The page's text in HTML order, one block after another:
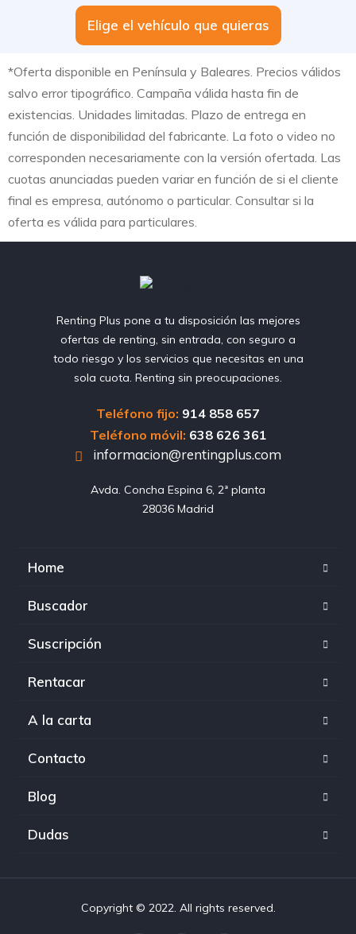
Elige el vehículo que quieras
*Oferta disponible en Península y Baleares. Precios válidos
salvo error tipográfico. Campaña válida hasta fin de
existencias. Unidades limitadas. Plazo de entrega en
función de disponibilidad del fabricante. La foto o video no
corresponden necesariamente con la versión ofertada. Las
cuotas anunciadas pueden variar en función de si el cliente
final es empresa, autónomo o particular. Consultar si la
oferta es válida para particulares.
Renting Plus pone a tu disposición las mejores
ofertas de renting, sin entrada, con seguro a
todo riesgo y los servicios que necesitas en una
sola cuota. Renting sin preocupaciones.
Teléfono fijo: 914 858 657
Teléfono móvil: 638 626 361
informacion@rentingplus.com
Avda. Concha Espina 6, 2ª planta
28036 Madrid
Home
Buscador
Suscripción
Rentacar
A la carta
Contacto
Blog
Dudas
Copyright © 2022. All rights reserved.